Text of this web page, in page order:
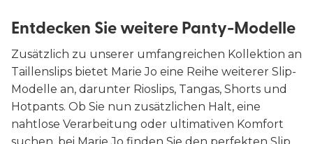
Entdecken Sie weitere Panty-Modelle
Zusätzlich zu unserer umfangreichen Kollektion an
Taillenslips bietet Marie Jo eine Reihe weiterer Slip-
Modelle an, darunter Rioslips, Tangas, Shorts und
Hotpants. Ob Sie nun zusätzlichen Halt, eine
nahtlose Verarbeitung oder ultimativen Komfort